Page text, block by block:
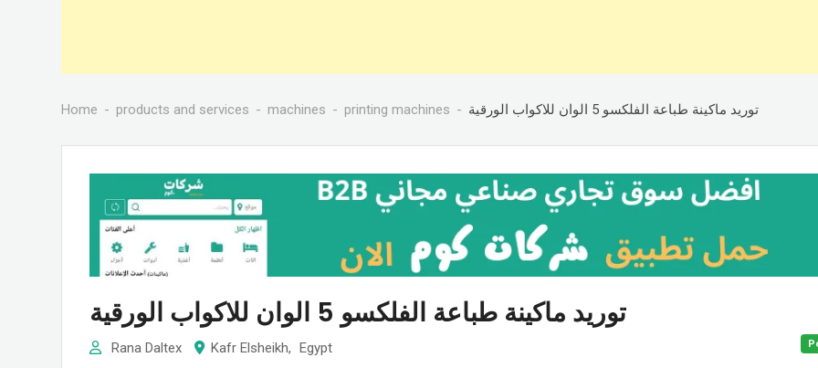
Home products and services machines printing machines توريد ماكينة طباعة الفلكسو 5 الوان للاكواب الورقية
توريد ماكينة طباعة الفلكسو 5 الوان للاكواب الورقية
Rana Daltex Kafr Elsheikh, Egypt